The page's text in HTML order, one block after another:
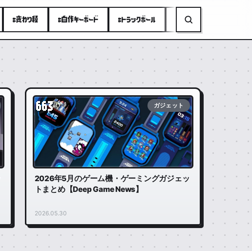
#変わり種 #自作キーボード #トラックボール #ミニPC
663 ガジェット
2026年5月のゲーム機・ゲーミングガジェッ
トまとめ【Deep Game News】
2026.05.30